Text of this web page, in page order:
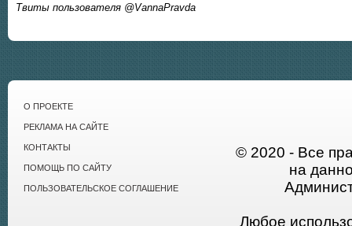
Твиты пользователя @VannaPravda
О ПРОЕКТЕ
РЕКЛАМА НА САЙТЕ
КОНТАКТЫ
ПОМОЩЬ ПО САЙТУ
ПОЛЬЗОВАТЕЛЬСКОЕ СОГЛАШЕНИЕ
© 2020 - Все
на
Любое